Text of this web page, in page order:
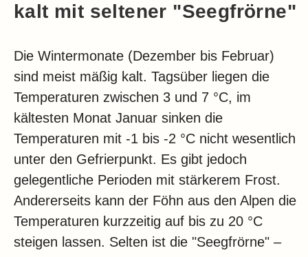
kalt mit seltener "Seegfrörne"
Die Wintermonate (Dezember bis Februar)
sind meist mäßig kalt. Tagsüber liegen die
Temperaturen zwischen 3 und 7 °C, im
kältesten Monat Januar sinken die
Temperaturen mit -1 bis -2 °C nicht wesentlich
unter den Gefrierpunkt. Es gibt jedoch
gelegentliche Perioden mit stärkerem Frost.
Andererseits kann der Föhn aus den Alpen die
Temperaturen kurzzeitig auf bis zu 20 °C
steigen lassen. Selten ist die "Seegfrörne" –